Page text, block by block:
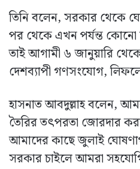
তিনি বলেন, সরকার থেকে
পর থেকে এখন পর্যন্ত কোনো
তাই আগামী ৬ জানুয়ারি
দেশব্যাপী গণসংযোগ,
হাসনাত আবদুল্লাহ বলেন,
তৈরির তৎপরতা জোরদার
আমাদের কাছে জুলাই
সরকার চাইলে আমরা